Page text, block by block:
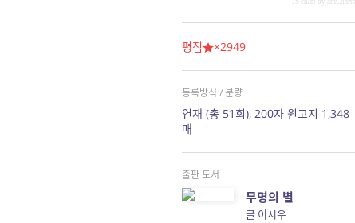
JS chart by amCharts
평점 ×2949
등록방식 / 분량
연재 (총 51회), 200자 원고지 1,348
매
출판 도서
무명의 별
글 이시우